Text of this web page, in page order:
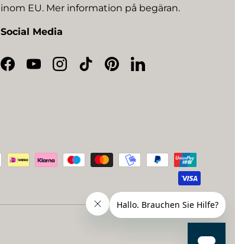
inom EU. Mer information på begäran.
Social Media
Facebook
YouTubeInstagram
TikTokPinterestLinkedIn